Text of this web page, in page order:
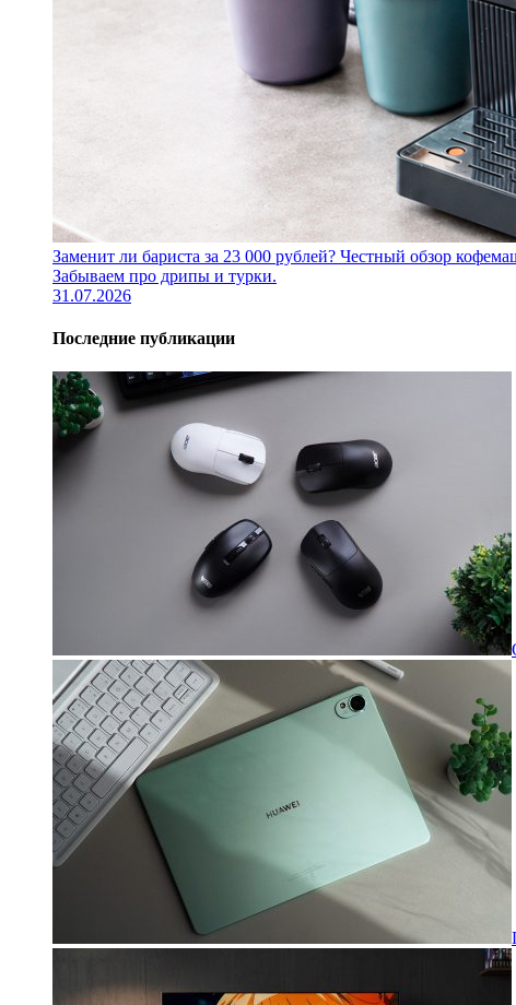
Заменит ли бариста за 23 000 рублей? Честный обзор
Забываем про дрипы и турки.
31.07.2026
Последние публикации